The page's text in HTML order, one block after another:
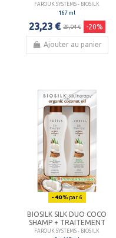
FAROUK SYSTEMS - BIOSILK
167 ml
23,23 € 29,04 € -20%
Ajouter au panier
- 40% par 6
BIOSILK SILK DUO COCO
SHAMP + TRAITEMENT
FAROUK SYSTEMS - BIOSILK